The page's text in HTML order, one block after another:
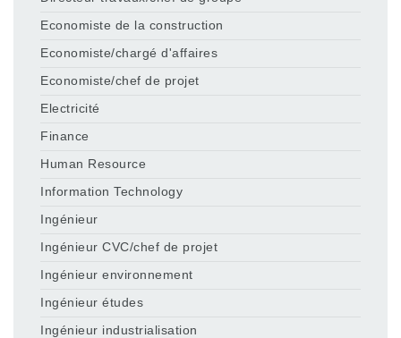
Economiste de la construction
Economiste/chargé d'affaires
Economiste/chef de projet
Electricité
Finance
Human Resource
Information Technology
Ingénieur
Ingénieur CVC/chef de projet
Ingénieur environnement
Ingénieur études
Ingénieur industrialisation